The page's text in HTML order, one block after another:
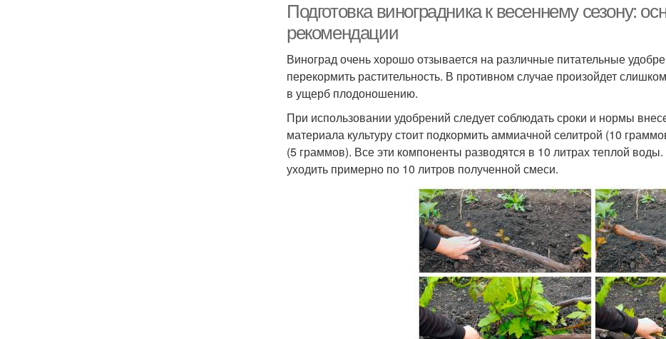
Подготовка виноградника к весеннему сезону:
рекомендации
Виноград очень хорошо отзывается на различные питательные
перекормить растительность. В противном случае произойдет
в ущерб плодоношению.
При использовании удобрений следует соблюдать сроки и нормы
материала культуру стоит подкормить аммиачной селитрой (10
(5 граммов). Все эти компоненты разводятся в 10 литрах теплой
уходить примерно по 10 литров полученной смеси.